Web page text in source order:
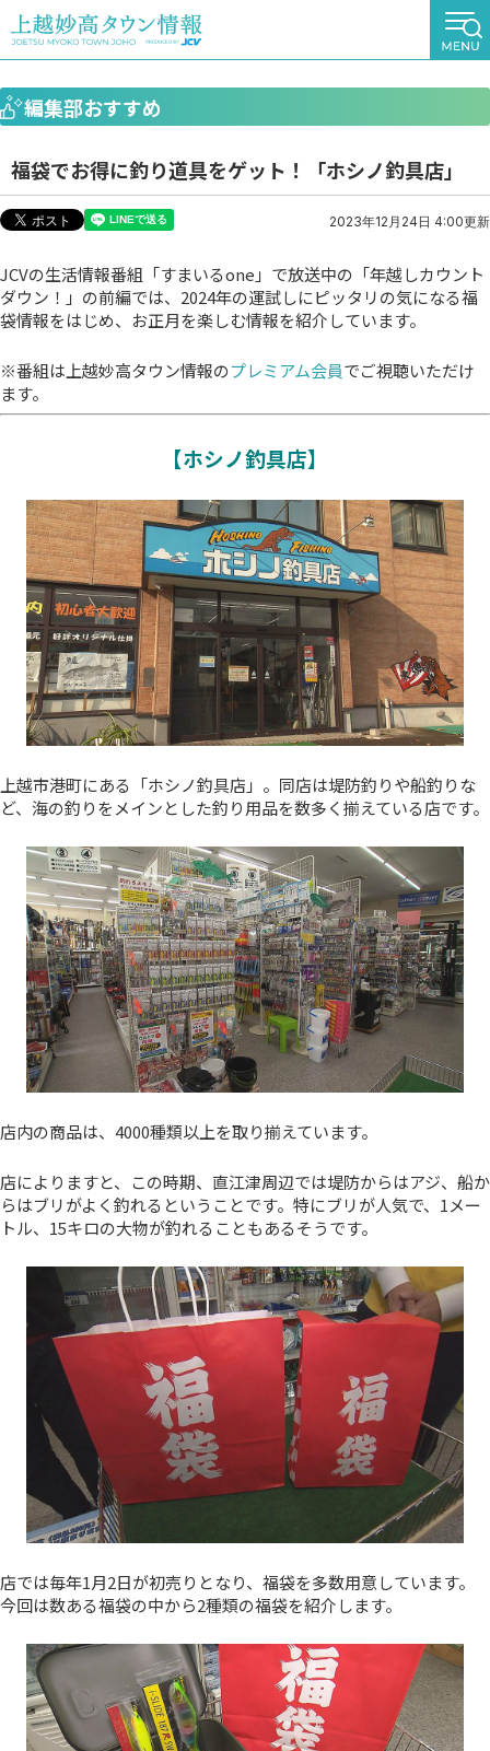
編集部おすすめ
福袋でお得に釣り道具をゲット！「ホシノ釣具店」
2023年12月24日 4:00更新
JCVの生活情報番組「すまいるone」で放送中の「年越しカウント
ダウン！」の前編では、2024年の運試しにピッタリの気になる福
袋情報をはじめ、お正月を楽しむ情報を紹介しています。
※番組は上越妙高タウン情報のプレミアム会員でご視聴いただけ
ます。
【ホシノ釣具店】
上越市港町にある「ホシノ釣具店」。同店は堤防釣りや船釣りな
ど、海の釣りをメインとした釣り用品を数多く揃えている店です。
店内の商品は、4000種類以上を取り揃えています。
店によりますと、この時期、直江津周辺では堤防からはアジ、船か
らはブリがよく釣れるということです。特にブリが人気で、1メー
トル、15キロの大物が釣れることもあるそうです。
店では毎年1月2日が初売りとなり、福袋を多数用意しています。
今回は数ある福袋の中から2種類の福袋を紹介します。